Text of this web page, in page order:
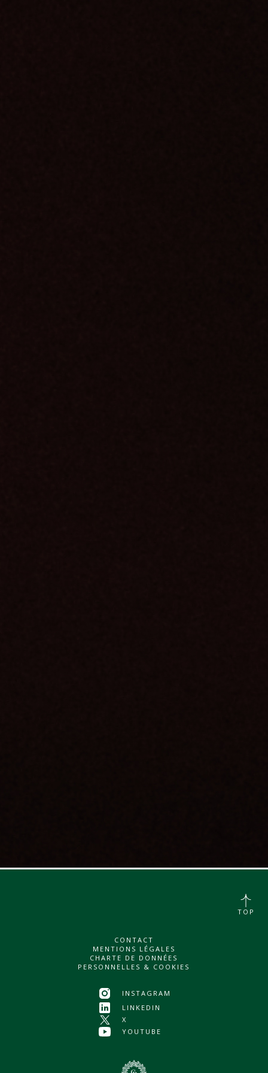
CONTACT
MENTIONS LÉGALES
CHARTE DE DONNÉES
PERSONNELLES & COOKIES
INSTAGRAM
LINKEDIN
X
YOUTUBE
TOP